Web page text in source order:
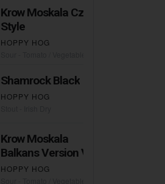
Krow Moskala Czech
Style
HOPPY HOG
Shamrock Black
HOPPY HOG
Krow Moskala
Balkans Version V.3
HOPPY HOG